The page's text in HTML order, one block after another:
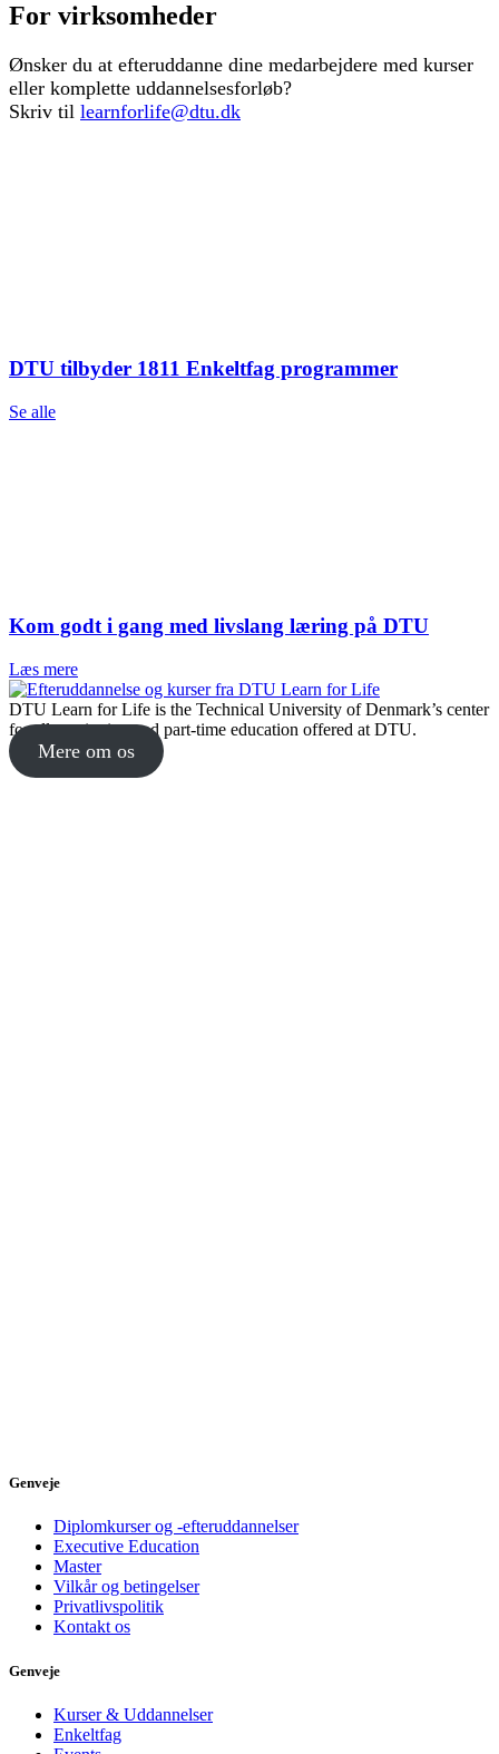
For virksomheder
Ønsker du at efteruddanne dine medarbejdere med kurser
eller komplette uddannelsesforløb?
Skriv til learnforlife@dtu.dk
DTU tilbyder 1811 Enkeltfag programmer
Se alle
Kom godt i gang med livslang læring på DTU
Læs mere
DTU Learn for Life is the Technical University of Denmark’s center
for all continuing and part-time education offered at DTU.
Mere om os
Genveje
Diplomkurser og -efteruddannelser
Executive Education
Master
Vilkår og betingelser
Privatlivspolitik
Kontakt os
Genveje
Kurser & Uddannelser
Enkeltfag